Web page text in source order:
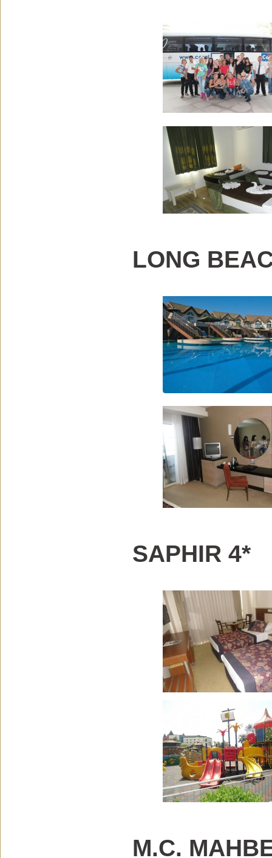
LONG
SAPHIR 4*
M.C.